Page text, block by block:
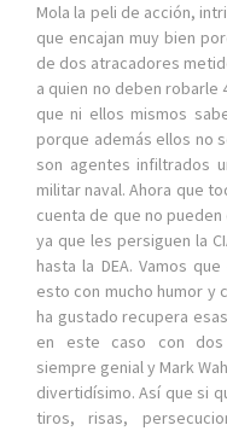
Mola la peli de acción,
que encajan muy bien
de dos atracadores
a quien no deben robarle
que ni ellos mismos
porque además ellos no
son agentes infiltrados
militar naval. Ahora que
cuenta de que no
ya que les persiguen la
hasta la DEA. Vamos
esto con mucho humor y
ha gustado recupera
en este caso con dos
siempre genial y Mark
divertidísimo. Así que si
tiros, risas,